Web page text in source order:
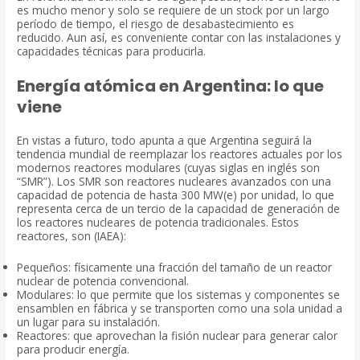
es mucho menor y solo se requiere de un stock por un largo
período de tiempo, el riesgo de desabastecimiento es
reducido. Aun así, es conveniente contar con las instalaciones y
capacidades técnicas para producirla.
Energía atómica en Argentina: lo que
viene
En vistas a futuro, todo apunta a que Argentina seguirá la
tendencia mundial de reemplazar los reactores actuales por los
modernos reactores modulares (cuyas siglas en inglés son
“SMR”). Los SMR son reactores nucleares avanzados con una
capacidad de potencia de hasta 300 MW(e) por unidad, lo que
representa cerca de un tercio de la capacidad de generación de
los reactores nucleares de potencia tradicionales. Estos
reactores, son (IAEA):
Pequeños: físicamente una fracción del tamaño de un reactor
nuclear de potencia convencional.
Modulares: lo que permite que los sistemas y componentes se
ensamblen en fábrica y se transporten como una sola unidad a
un lugar para su instalación.
Reactores: que aprovechan la fisión nuclear para generar calor
para producir energía.